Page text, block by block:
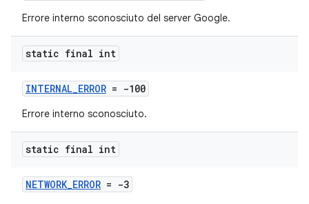
Errore interno sconosciuto del server Google.
static final int
INTERNAL_ERROR = -100
Errore interno sconosciuto.
static final int
NETWORK_ERROR = -3